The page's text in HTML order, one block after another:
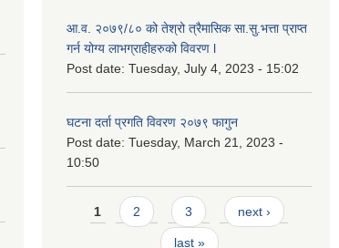
आ.व. २०७९/८० को तेश्रो त्रैमासिक सा.सु.भ‍त्ता प्राप्त
गर्न योग्य लाभग्राहीहरुको विवरण l
Post date: Tuesday, July 4, 2023 - 15:02
घटना दर्ता प्रगति विवरण २०७९ फागुन
Post date: Tuesday, March 21, 2023 -
10:50
Pages
1 2 3 next ›
last »